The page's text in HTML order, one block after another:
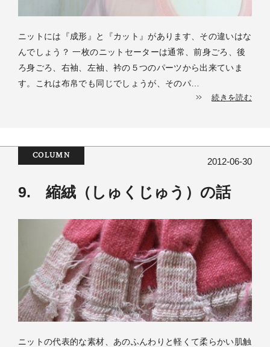
ニットには『成形』と『カット』があります、その違いはな
んでしょう？ 一枚のニットセーターは通常、前身ごろ、後
ろ身ごろ、右袖、左袖、衿の５つのパーツから出来ていま
す。これは布帛でも同じでしょうが、そのパ…
続きを読む
COLUMN
2012-06-30
9. 縮絨（しゅくじゅう）の話
ニットの代表的な素材、あのふんわりと軽くて柔らかい肌触